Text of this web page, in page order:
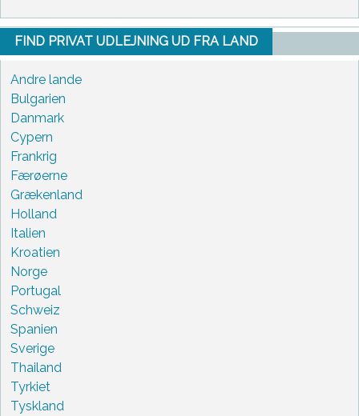
FIND PRIVAT UDLEJNING UD FRA LAND
Andre lande
Bulgarien
Danmark
Cypern
Frankrig
Færøerne
Grækenland
Holland
Italien
Kroatien
Norge
Portugal
Schweiz
Spanien
Sverige
Thailand
Tyrkiet
Tyskland